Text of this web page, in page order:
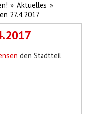
» Aktuelles »
27.4.2017
den Stadtteil